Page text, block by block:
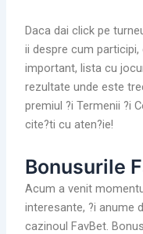
Daca dai click pe
ii despre cum
important, lista cu
rezultate unde este
premiul ?i Termenii ?i
cite?ti cu aten?ie!
Bonusurile
Acum a venit
interesante, ?i anume
cazinoul FavBet.